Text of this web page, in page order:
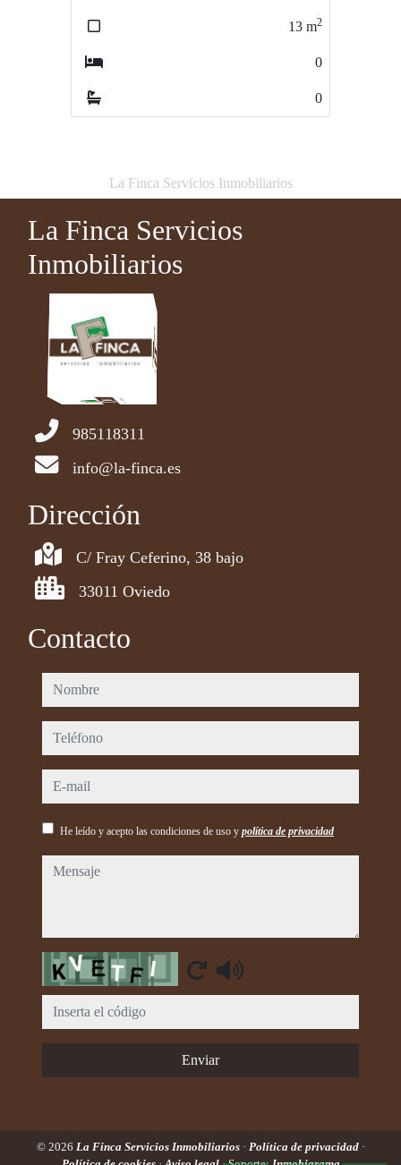
La Finca Servicios Inmobiliarios
La Finca Servicios
Inmobiliarios
985118311
info@la-finca.es
Dirección
C/ Fray Ceferino, 38 bajo
33011 Oviedo
Contacto
nombre
teléfono
e-mail
He leído y acepto las condiciones de uso y política de privacidad
mensaje
Captcha
Enviar
© 2026 La Finca Servicios Inmobiliarios · Política de privacidad ·